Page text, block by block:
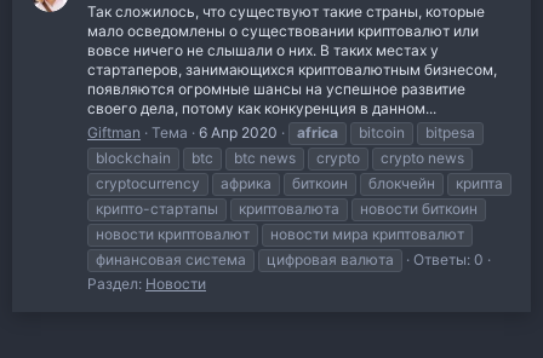
Так сложилось, что существуют такие страны, которые
мало осведомлены о существовании криптовалют или
вовсе ничего не слышали о них. В таких местах у
стартаперов, занимающихся криптовалютным бизнесом,
появляются огромные шансы на успешное развитие
своего дела, потому как конкуренция в данном...
Giftman
Тема 6 Апр 2020 africa bitcoin
bitpesa
blockchain
btc btc news crypto
crypto news
cryptocurrency
африка биткоин блокчейн
крипта
крипто-стартапы
криптовалюта
новости биткоин
новости криптовалют
новости мира криптовалют
финансовая система
цифровая валюта
Ответы: 0
Раздел: Новости